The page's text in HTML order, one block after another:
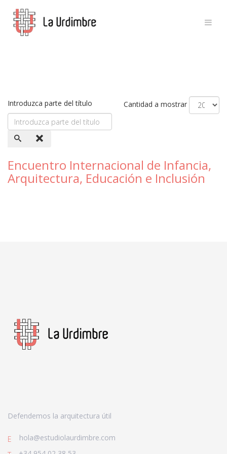
Introduzca parte del título Cantidad a mostrar
Encuentro Internacional de Infancia,
Arquitectura, Educación e Inclusión
Defendemos la arquitectura útil
E
hola@estudiolaurdimbre.com